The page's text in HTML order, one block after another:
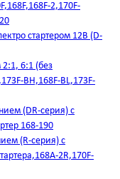
2,170F-
стартером 12В (D-
2:1, 6:1 (без
BH,168F-BL,173F-
(DR-серия) с
168-190
(R-серия) с
2R,170F-